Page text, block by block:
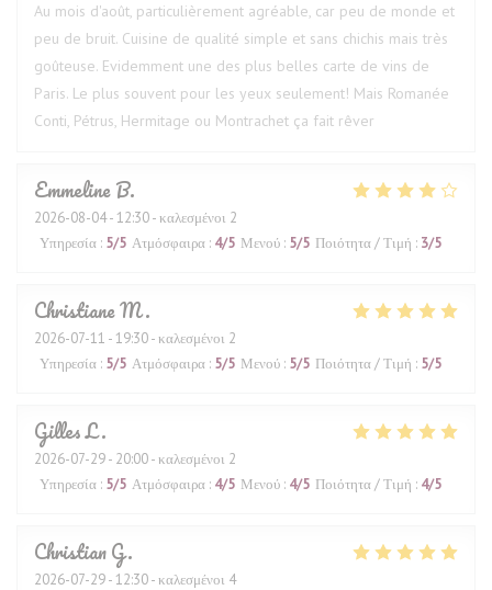
Au mois d'août, particulièrement agréable, car peu de monde et
peu de bruit. Cuisine de qualité simple et sans chichis mais très
goûteuse. Evidemment une des plus belles carte de vins de
Paris. Le plus souvent pour les yeux seulement! Mais Romanée
Conti, Pétrus, Hermitage ou Montrachet ça fait rêver
EmmelineB
2026-08-04- 12:30 - καλεσμένοι 2
Υπηρεσία : 5/5 Ατμόσφαιρα : 4/5 Μενού : 5/5 Ποιότητα / Τιμή : 3/5
ChristianeM
2026-07-11 - 19:30 - καλεσμένοι 2
Υπηρεσία : 5/5 Ατμόσφαιρα : 5/5 Μενού : 5/5 Ποιότητα / Τιμή : 5/5
GillesL
2026-07-29- 20:00 - καλεσμένοι 2
Υπηρεσία : 5/5 Ατμόσφαιρα : 4/5 Μενού : 4/5 Ποιότητα / Τιμή : 4/5
ChristianG
2026-07-29- 12:30 - καλεσμένοι 4